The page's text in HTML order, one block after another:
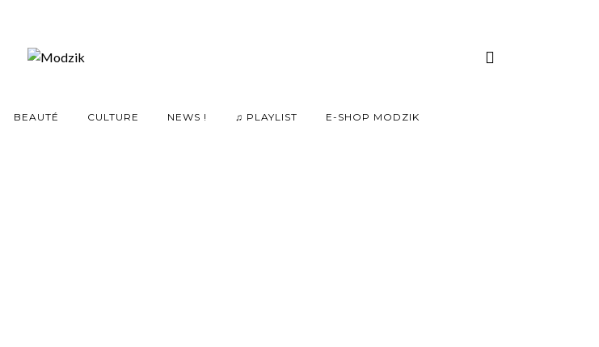
BEAUTÉ CULTURE NEWS ! ♫ PLAYLIST E-SHOP MODZIK